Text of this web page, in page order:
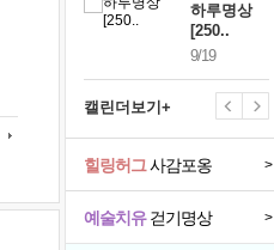
하루명상
[250..
9/19
캘린더보기+
예술치유걷기명상 >
힐링허그사감포옹 >